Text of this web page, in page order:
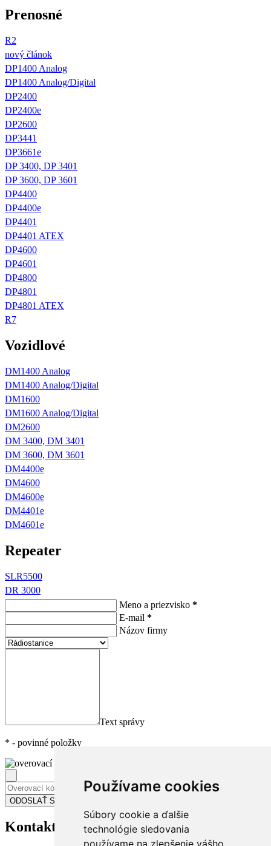
Používame cookies
Súbory cookie a ďalšie
technológie sledovania
používame na zlepšenie vášho
Prenosné
R2
nový článok
DP1400 Analog
DP1400 Analog/Digital
DP2400
DP2400e
DP2600
DP3441
DP3661e
DP 3400, DP 3401
DP 3600, DP 3601
DP4400
DP4400e
DP4401
DP4401 ATEX
DP4600
DP4601
DP4800
DP4801
DP4801 ATEX
R7
Vozidlové
DM1400 Analog
DM1400 Analog/Digital
DM1600
DM1600 Analog/Digital
DM2600
DM 3400, DM 3401
DM 3600, DM 3601
DM4400e
DM4600
DM4600e
DM4401e
DM4601e
Repeater
SLR5500
DR 3000
Meno a priezvisko *
E-mail *
Názov firmy
Text správy
* - povinné položky
Kontakt na nás